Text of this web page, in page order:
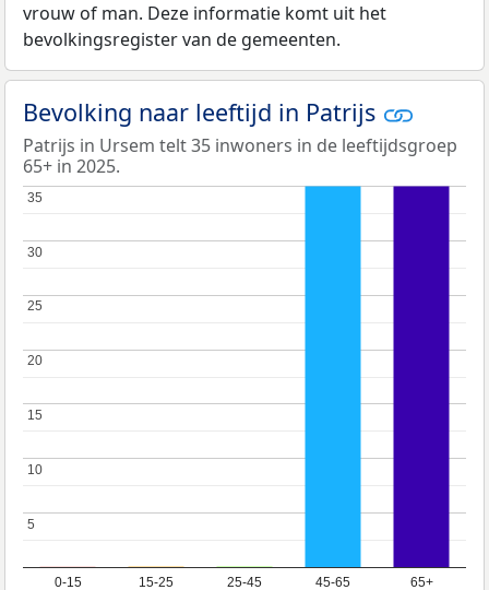
vrouw of man. Deze informatie komt uit het
bevolkingsregister van de gemeenten.
Bevolking naar leeftijd in Patrijs
Patrijs in Ursem telt 35 inwoners in de leeftijdsgroep
65+ in 2025.
0-15 15-25 25-45 45-65 65+
5
5
10
10
15
15
20
20
25
25
30
30
35
35